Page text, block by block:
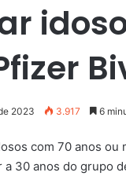
2023 3.917 6
com 70 anos
30 anos do